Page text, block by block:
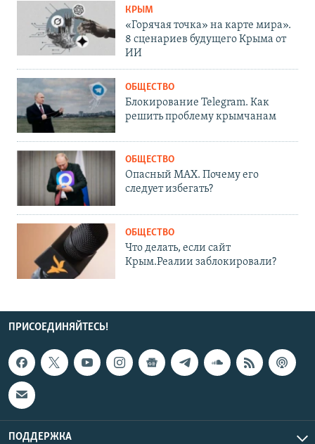
КРЫМ
«Горячая точка» на карте мира».
8 сценариев будущего Крыма от
ИИ
ОБЩЕСТВО
Блокирование Telegram. Как
решить проблему крымчанам
ОБЩЕСТВО
Опасный MAX. Почему его
следует избегать?
ОБЩЕСТВО
Что делать, если сайт
Крым.Реалии заблокировали?
ПРИСОЕДИНЯЙТЕСЬ!
ПОДДЕРЖКА